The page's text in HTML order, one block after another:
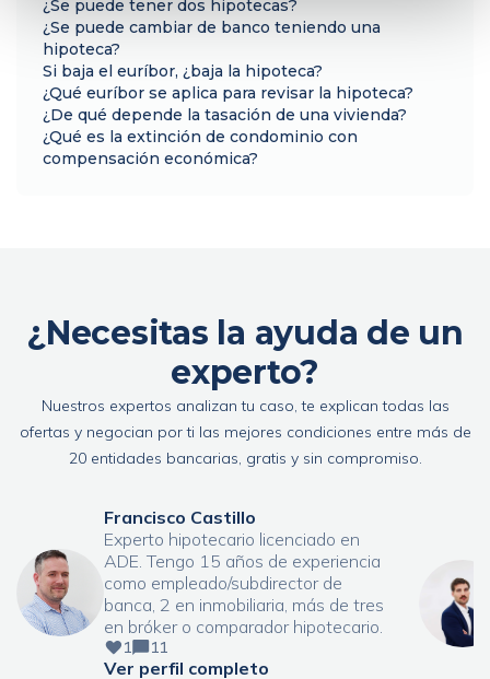
¿Se puede tener dos hipotecas?
¿Se puede cambiar de banco teniendo una
hipoteca?
Si baja el euríbor, ¿baja la hipoteca?
¿Qué euríbor se aplica para revisar la hipoteca?
¿De qué depende la tasación de una vivienda?
¿Qué es la extinción de condominio con
compensación económica?
¿Necesitas la ayuda de un
experto?
Nuestros expertos analizan tu caso, te explican todas las
ofertas y negocian por ti las mejores condiciones entre más de
20 entidades bancarias, gratis y sin compromiso.
Francisco Castillo
Experto hipotecario licenciado en
ADE. Tengo 15 años de experiencia
como empleado/subdirector de
banca, 2 en inmobiliaria, más de tres
en bróker o comparador hipotecario.
1 11
Ver perfil completo